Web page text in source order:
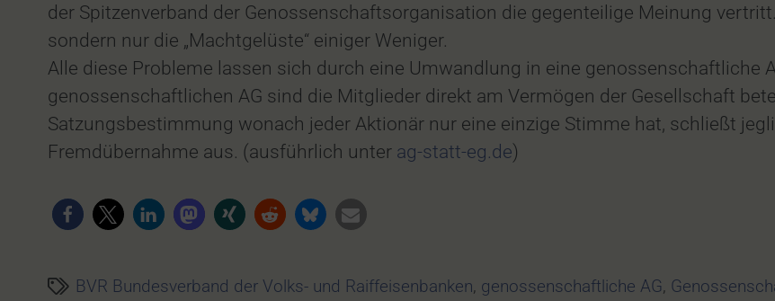
der Spitzenverband der Genossenschaftsorganisation die gegenteilige Meinung
sondern nur die „Machtgelüste“ einiger Weniger.
Alle diese Probleme lassen sich durch eine Umwandlung in eine genossenschaftliche
genossenschaftlichen AG sind die Mitglieder direkt am Vermögen der Gesellschaft
Satzungsbestimmung wonach jeder Aktionär nur eine einzige Stimme hat, schließt
Fremdübernahme aus. (ausführlich unter ag-statt-eg.de)
BVR Bundesverband der Volks- und Raiffeisenbanken, genossenschaftliche AG,